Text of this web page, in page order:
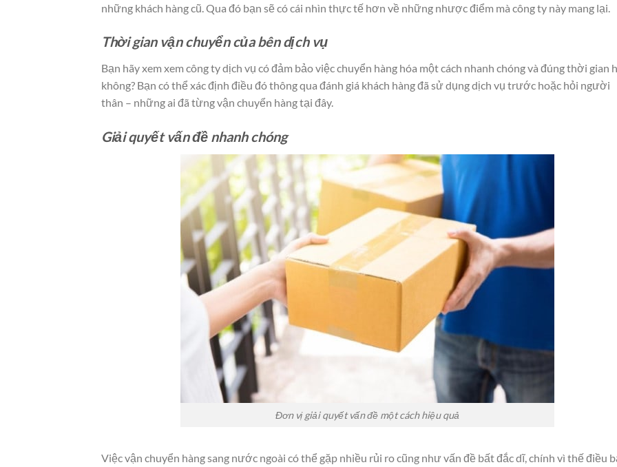
những khách hàng cũ. Qua đó bạn sẽ có cái nhìn thực tế hơn về những nhược điểm mà công ty này mang lại.
Thời gian vận chuyển của bên dịch vụ
Bạn hãy xem xem công ty dịch vụ có đảm bảo việc chuyển hàng hóa một cách nhanh chóng và đúng thời gian
không? Bạn có thể xác định điều đó thông qua đánh giá khách hàng đã sử dụng dịch vụ trước hoặc hỏi người
thân – những ai đã từng vận chuyển hàng tại đây.
Giải quyết vấn đề nhanh chóng
Đơn vị giải quyết vấn đề một cách hiệu quả
Việc vận chuyển hàng sang nước ngoài có thể gặp nhiều rủi ro cũng như vấn đề bất đắc dĩ, chính vì thế điều